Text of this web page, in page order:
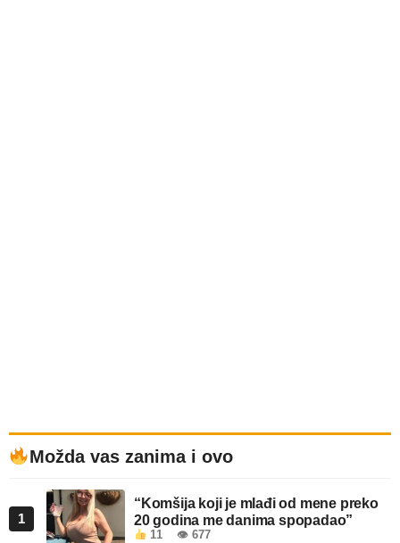
Možda vas zanima i ovo
1
“Komšija koji je mlađi od mene preko
20 godina me danima spopadao”
11 👁 677